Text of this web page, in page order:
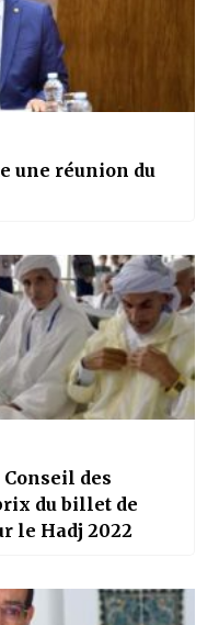
une réunion du
des
du billet de
le Hadj 2022